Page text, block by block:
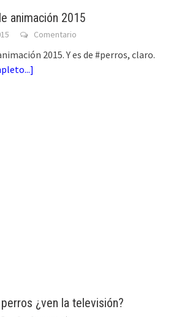
animación 2015
Comentario
2015. Y es de #perros, claro.
]
¿ven la televisión?